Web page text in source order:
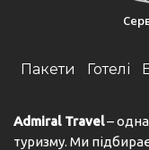
Пакети Готелі
Admiral Travel– одна
туризму. Ми